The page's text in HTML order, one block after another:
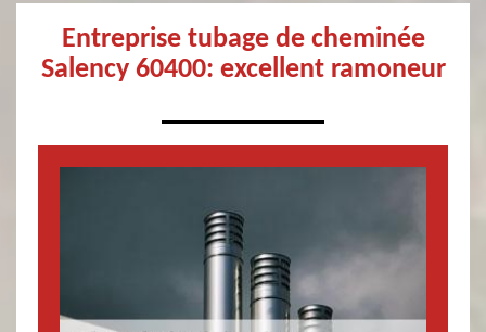
Entreprise tubage de cheminée
Salency 60400: excellent ramoneur